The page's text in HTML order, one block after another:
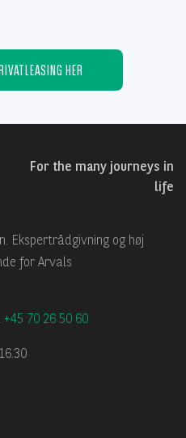
HER
For the many journeys in
life
Ekspertrådgivning og høj
for Arvals
+45 70 26 50 60